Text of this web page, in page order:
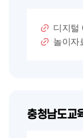
디지털
놀이자
충청남도교